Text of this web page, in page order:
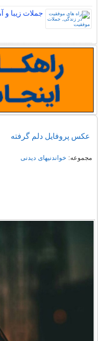
جملات زیبا
عکس پروفایل دلم گرفته
مجموعه: خواندنیهای دیدنی